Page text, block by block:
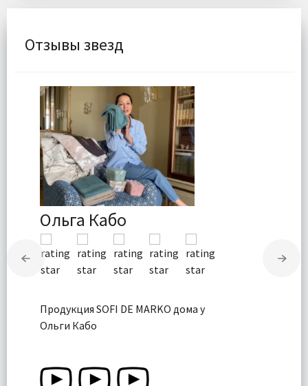
Отзывы звезд
Ольга Кабо
Продукция SOFI DE MARKO дома у
Ольги Кабо